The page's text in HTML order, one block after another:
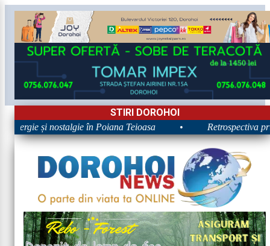
STIRI DOROHOI
și nostalgie în Poiana Teioasa Retrospectiva